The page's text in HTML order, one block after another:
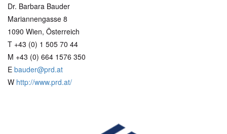
Dr. Barbara Bauder
Mariannengasse 8
1090 Wien, Österreich
T +43 (0) 1 505 70 44
M +43 (0) 664 1576 350
E bauder@prd.at
W http://www.prd.at/